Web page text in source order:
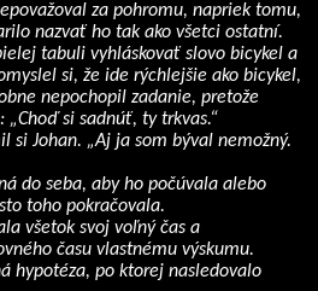
za pohromu, napriek tomu,
nazvať ho tak ako všetci ostatní.
tabuli vyhláskovať slovo bicykel a
si, že ide rýchlejšie ako bicykel,
nepochopil zadanie, pretože
si sadnúť, ty trkvas.“
si Johan. „Aj ja som býval nemožný.
do seba, aby ho počúvala alebo
toho pokračovala.
všetok svoj voľný čas a
času vlastnému výskumu.
hypotéza, po ktorej nasledovalo